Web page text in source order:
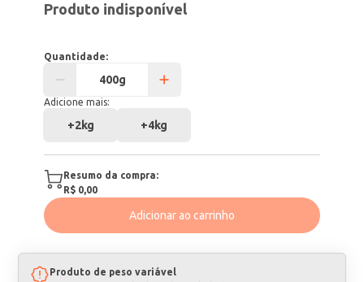
Produto indisponível
Quantidade:
Adicione mais:
+2kg +4kg
Resumo da compra:
R$ 0,00
Adicionar ao carrinho
Produto de peso variável